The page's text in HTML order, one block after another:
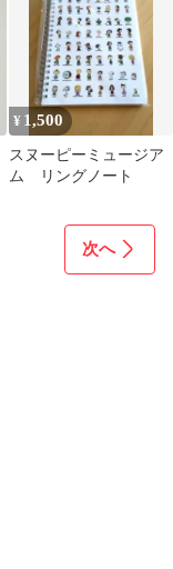
¥ 1,500
スヌーピーミュージア
ム リングノート
次へ